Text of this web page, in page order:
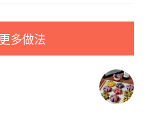
多做法